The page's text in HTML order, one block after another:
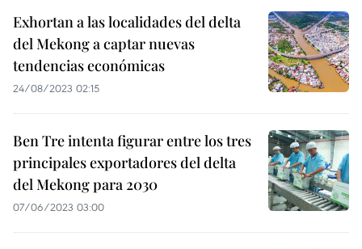
Exhortan a las localidades del delta
del Mekong a captar nuevas
tendencias económicas
24/08/2023 02:15
Ben Tre intenta figurar entre los tres
principales exportadores del delta
del Mekong para 2030
07/06/2023 03:00